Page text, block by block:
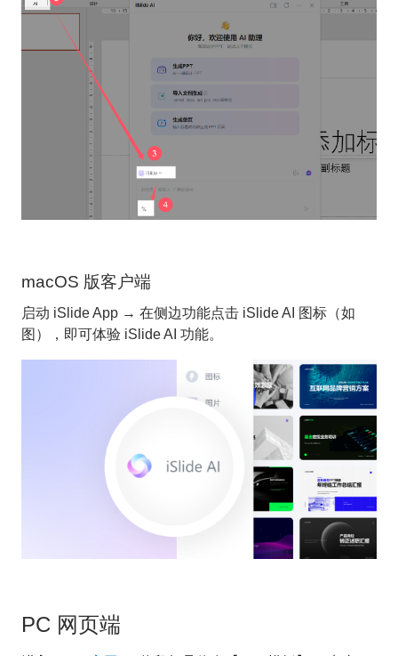
macOS 版客户端
启动 iSlide App → 在侧边功能点击 iSlide AI 图标（如
图），即可体验 iSlide AI 功能。
PC 网页端